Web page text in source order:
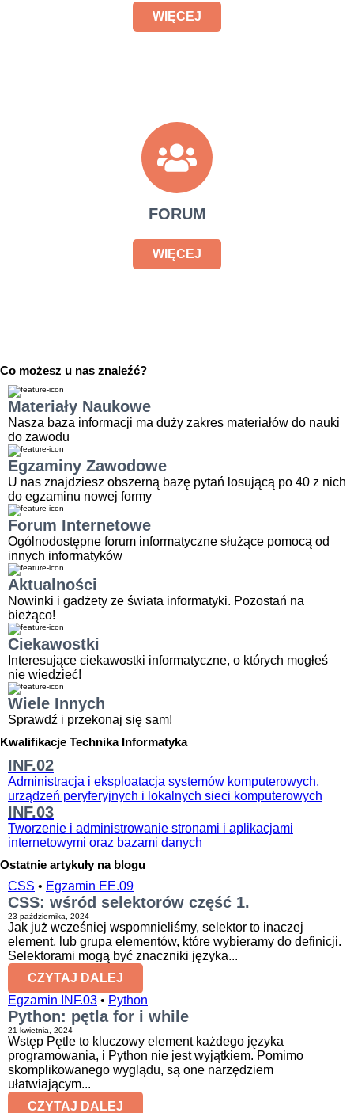
STRONA
GŁÓWNA
EGZAMIN
ONLINE
BLOG
FORUM
WIĘCEJ
FORUM
WIĘCEJ
Co możesz u nas znaleźć?
Materiały Naukowe
Nasza baza informacji ma duży zakres materiałów do nauki
do zawodu
Egzaminy Zawodowe
U nas znajdziesz obszerną bazę pytań losującą po 40 z nich
do egzaminu nowej formy
Forum Internetowe
Ogólnodostępne forum informatyczne służące pomocą od
innych informatyków
Aktualności
Nowinki i gadżety ze świata informatyki. Pozostań na
bieżąco!
Ciekawostki
Interesujące ciekawostki informatyczne, o których mogłeś
nie wiedzieć!
Wiele Innych
Sprawdź i przekonaj się sam!
Kwalifikacje Technika Informatyka
INF.02
Administracja i eksploatacja systemów komputerowych,
urządzeń peryferyjnych i lokalnych sieci komputerowych
INF.03
Tworzenie i administrowanie stronami i aplikacjami
internetowymi oraz bazami danych
Ostatnie artykuły na blogu
CSS • Egzamin EE.09
CSS: wśród selektorów część 1.
23 października, 2024
Jak już wcześniej wspomnieliśmy, selektor to inaczej
element, lub grupa elementów, które wybieramy do definicji.
Selektorami mogą być znaczniki języka...
CZYTAJ DALEJ
Egzamin INF.03 • Python
Python: pętla for i while
21 kwietnia, 2024
Wstęp Pętle to kluczowy element każdego języka
programowania, i Python nie jest wyjątkiem. Pomimo
skomplikowanego wyglądu, są one narzędziem
ułatwiającym...
CZYTAJ DALEJ